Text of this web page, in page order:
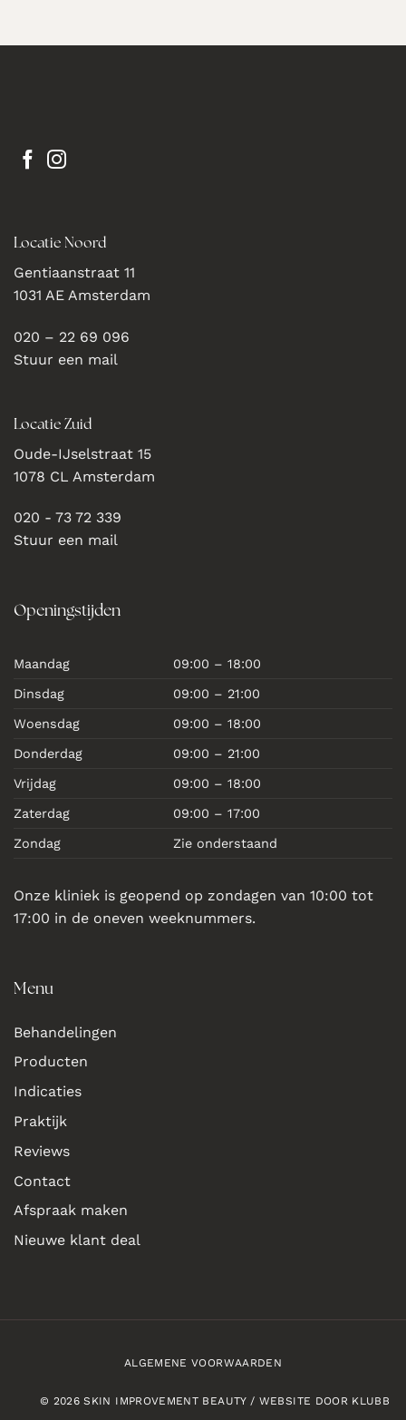
Locatie Noord
Gentiaanstraat 11
1031 AE Amsterdam
020 – 22 69 096
Stuur een mail
Locatie Zuid
Oude-IJselstraat 15
1078 CL Amsterdam
020 - 73 72 339
Stuur een mail
Openingstijden
Maandag 09:00 – 18:00
Dinsdag 09:00 – 21:00
Woensdag 09:00 – 18:00
Donderdag 09:00 – 21:00
Vrijdag 09:00 – 18:00
Zaterdag 09:00 – 17:00
Zondag Zie onderstaand
Onze kliniek is geopend op zondagen van 10:00 tot
17:00 in de oneven weeknummers.
Menu
Behandelingen
Producten
Indicaties
Praktijk
Reviews
Contact
Afspraak maken
Nieuwe klant deal
ALGEMENE VOORWAARDEN
© 2026 SKIN IMPROVEMENT BEAUTY / WEBSITE DOOR KLUBB